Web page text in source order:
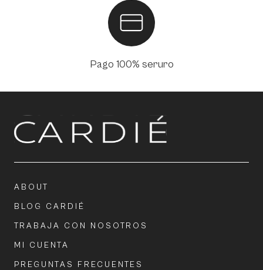
Pago 100% seruro
ABOUT
BLOG CARDIÉ
TRABAJA CON NOSOTROS
MI CUENTA
PREGUNTAS FRECUENTES